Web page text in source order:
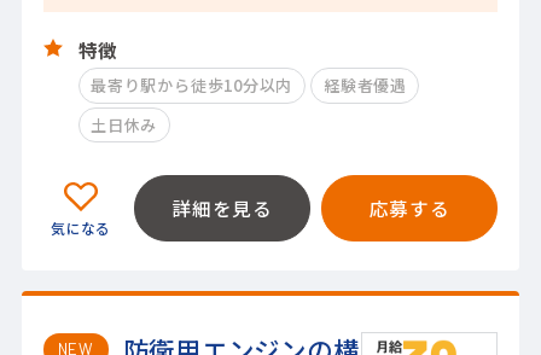
特徴
最寄り駅から徒歩10分以内
経験者優遇
土日休み
詳細を見る 応募する
NEW